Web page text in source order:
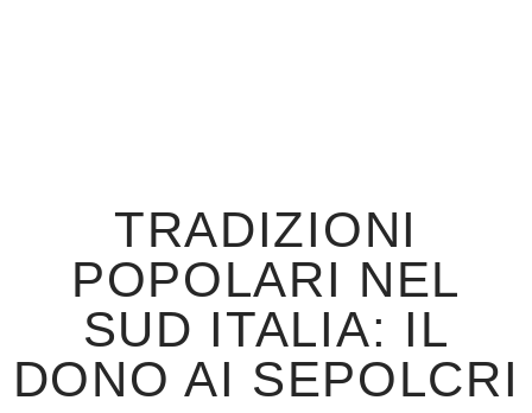
TRADIZIONI
POPOLARI NEL
SUD ITALIA: IL
DONO AI SEPOLCRI